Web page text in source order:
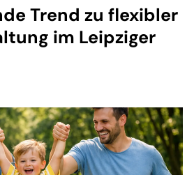
Trend zu flexibler
im Leipziger